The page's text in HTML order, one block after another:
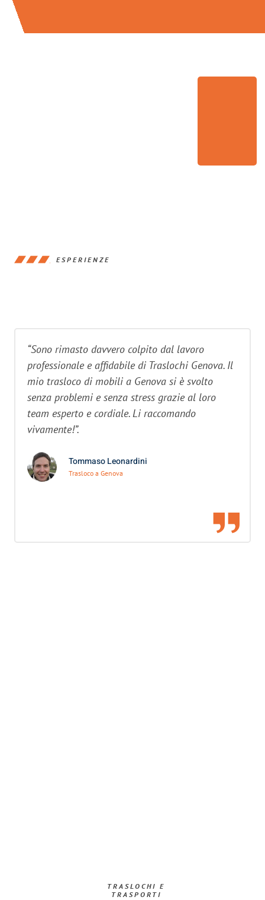
ESPERIENZE
“Sono rimasto davvero colpito dal lavoro
professionale e affidabile di Traslochi Genova. Il
mio trasloco di mobili a Genova si è svolto
senza problemi e senza stress grazie al loro
team esperto e cordiale. Li raccomando
vivamente!”.
Tommaso Leonardini
Trasloco a Genova
TRASLOCHI E
TRASPORTI​